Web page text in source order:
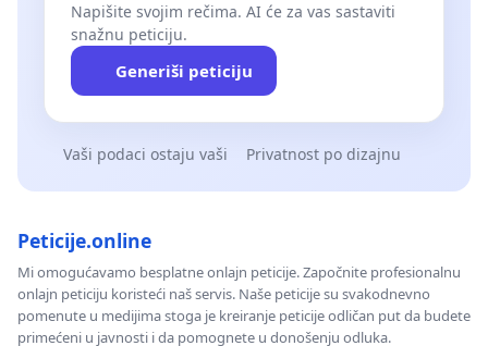
Napišite svojim rečima. AI će za vas sastaviti
snažnu peticiju.
Generiši peticiju
Vaši podaci ostaju vaši Privatnost po dizajnu
Peticije.online
Mi omogućavamo besplatne onlajn peticije. Započnite profesionalnu
onlajn peticiju koristeći naš servis. Naše peticije su svakodnevno
pomenute u medijima stoga je kreiranje peticije odličan put da budete
primećeni u javnosti i da pomognete u donošenju odluka.